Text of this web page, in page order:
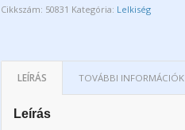
Cikkszám: 50831 Kategória: Lelkiség
LEÍRÁS TOVÁBBI INFORMÁCIÓK
Leírás